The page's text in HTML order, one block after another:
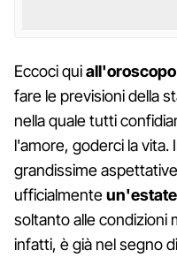
Eccoci qui
fare le previsioni della
nella quale tutti
l'amore, goderci la vita.
grandissime
ufficialmente
soltanto alle condizioni
infatti, è già nel segno